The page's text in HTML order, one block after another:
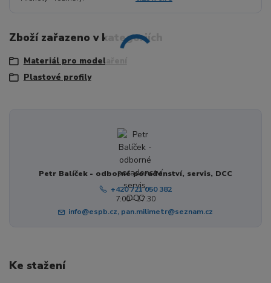
Zboží zařazeno v kategoriích
Materiál pro modelaření
Plastové profily
Petr Balíček - odborné poradenství, servis, DCC
+420 721 050 382
7:00 - 17:30
info@espb.cz, pan.milimetr@seznam.cz
Ke stažení